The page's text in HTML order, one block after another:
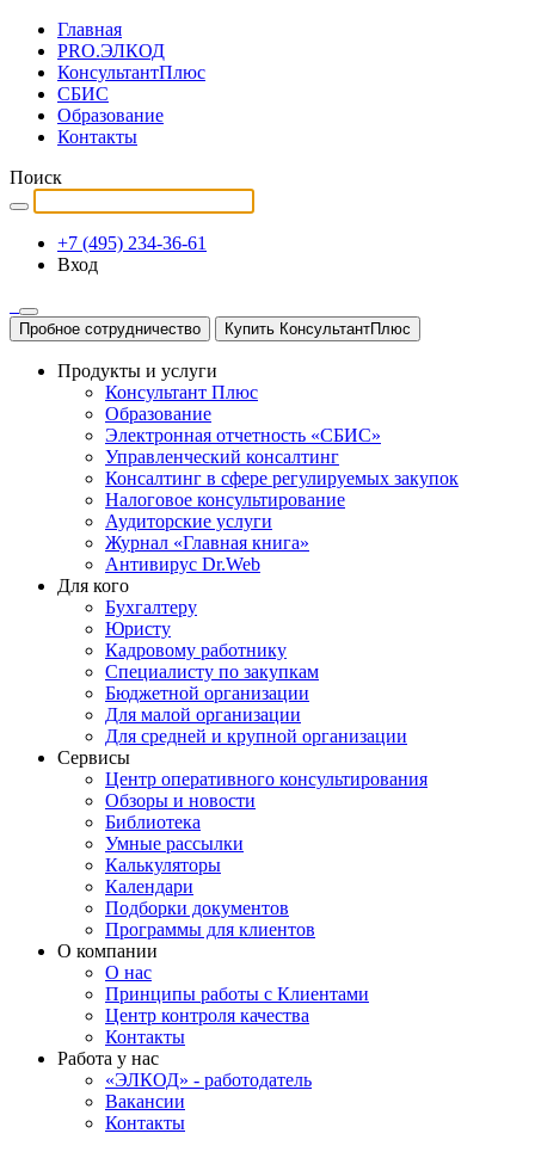
Главная
PRO.ЭЛКОД
КонсультантПлюс
СБИС
Образование
Контакты
Поиск
+7 (495) 234-36-61
Вход
Пробное сотрудничество Купить КонсультантПлюс
Продукты и услуги
Консультант Плюс
Образование
Электронная отчетность «СБИС»
Управленческий консалтинг
Консалтинг в сфере регулируемых закупок
Налоговое консультирование
Аудиторские услуги
Журнал «Главная книга»
Антивирус Dr.Web
Для кого
Бухгалтеру
Юристу
Кадровому работнику
Специалисту по закупкам
Бюджетной организации
Для малой организации
Для средней и крупной организации
Сервисы
Центр оперативного консультирования
Обзоры и новости
Библиотека
Умные рассылки
Калькуляторы
Календари
Подборки документов
Программы для клиентов
О компании
О нас
Принципы работы с Клиентами
Центр контроля качества
Контакты
Работа у нас
«ЭЛКОД» - работодатель
Вакансии
Контакты